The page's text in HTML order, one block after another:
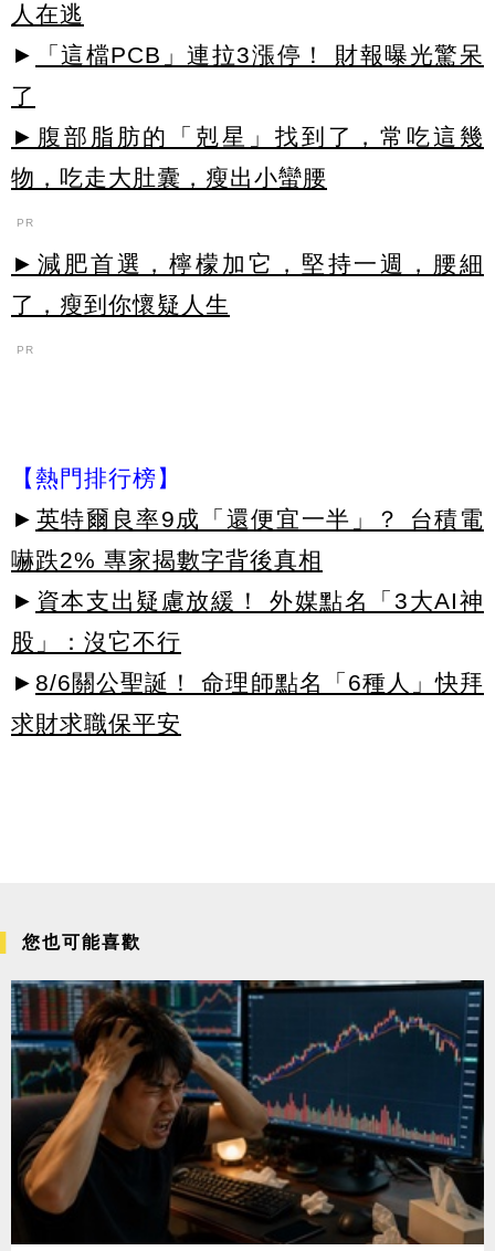
人在逃
►
「這檔PCB」連拉3漲停！ 財報曝光驚呆
了
►腹部脂肪的「剋星」找到了，常吃這幾
物，吃走大肚囊，瘦出小蠻腰
PR
►減肥首選，檸檬加它，堅持一週，腰細
了，瘦到你懷疑人生
PR
【熱門排行榜】
► 英特爾良率9成「還便宜一半」？ 台積電
嚇跌2% 專家揭數字背後真相
► 資本支出疑慮放緩！ 外媒點名「3大AI神
股」：沒它不行
► 8/6關公聖誕！ 命理師點名「6種人」快拜
求財求職保平安
您也可能喜歡